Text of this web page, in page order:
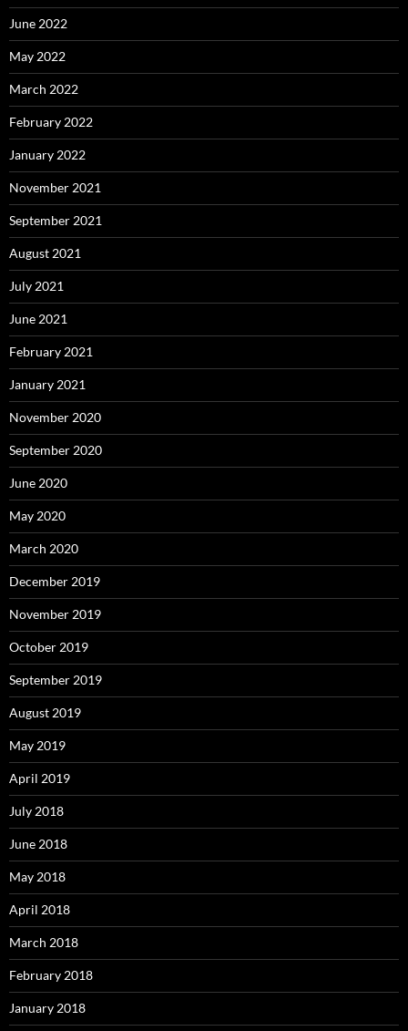
June 2022
May 2022
March 2022
February 2022
January 2022
November 2021
September 2021
August 2021
July 2021
June 2021
February 2021
January 2021
November 2020
September 2020
June 2020
May 2020
March 2020
December 2019
November 2019
October 2019
September 2019
August 2019
May 2019
April 2019
July 2018
June 2018
May 2018
April 2018
March 2018
February 2018
January 2018